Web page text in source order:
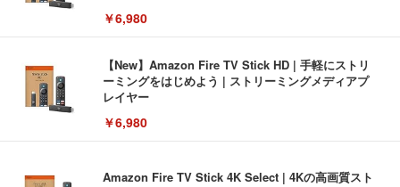
￥6,980
【New】Amazon Fire TV Stick HD | 手軽にストリ
ーミングをはじめよう | ストリーミングメディアプ
レイヤー
￥6,980
Amazon Fire TV Stick 4K Select | 4Kの高画質スト